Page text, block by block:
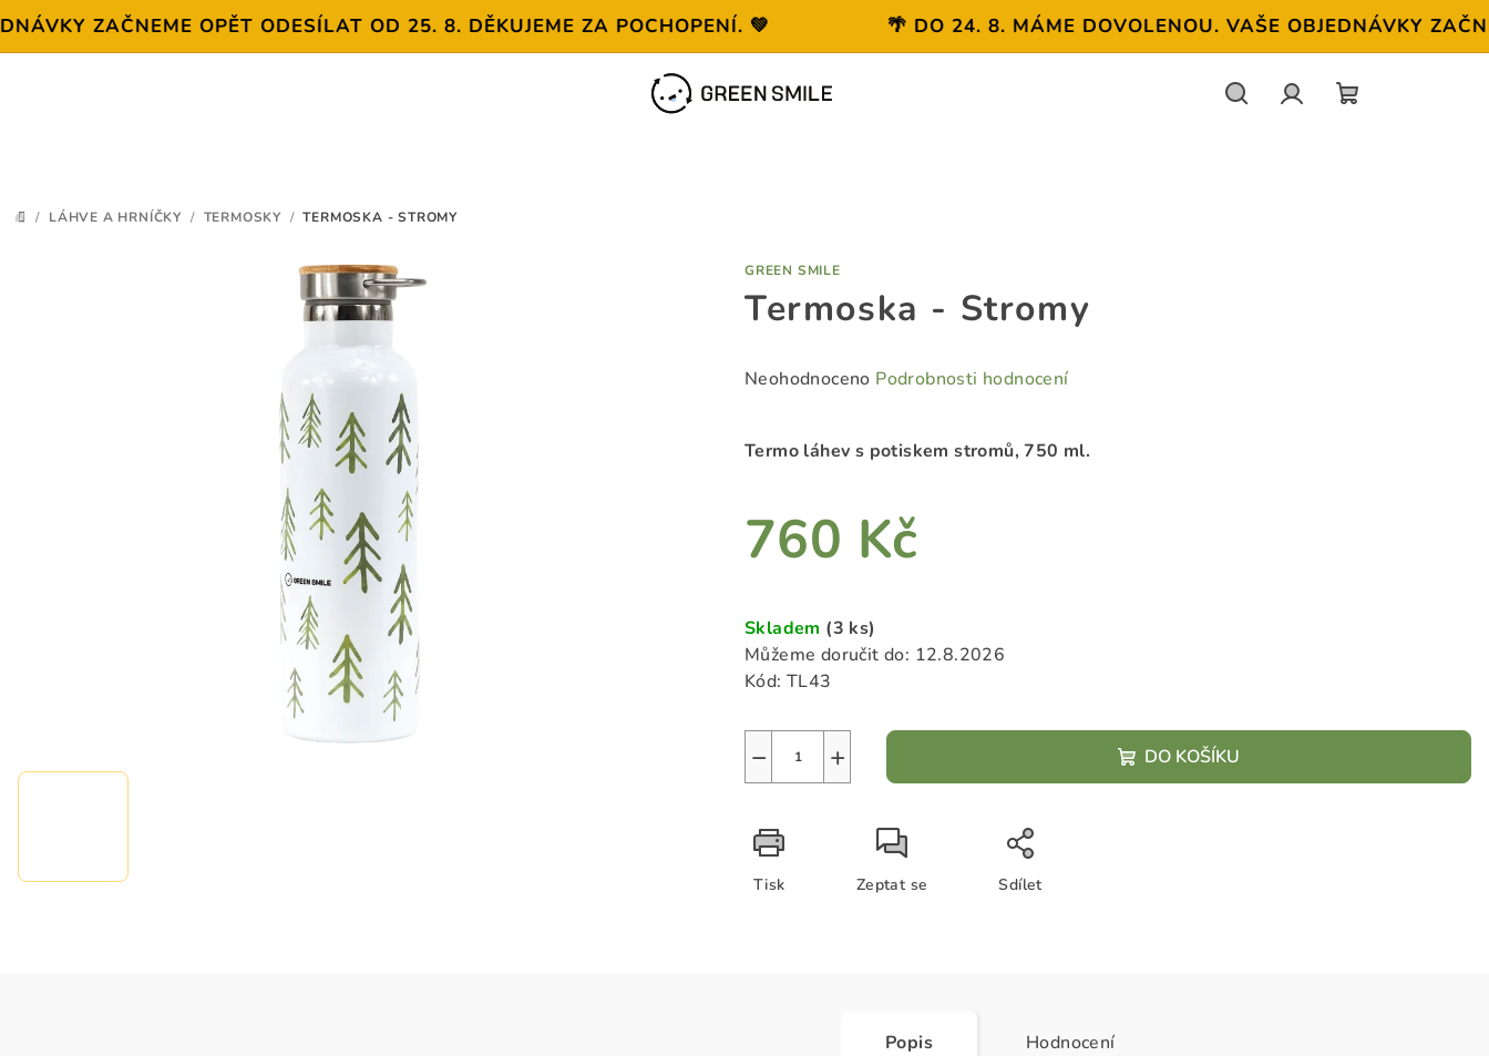
ZAČNEME OPĚT ODESÍLAT OD 25. 8. DĚKUJEME ZA POCHOPENÍ. 💚 🌴 DO 24. 8. MÁME DOVOLENOU. VAŠE OBJEDNÁVKY
DOMŮ
/ LÁHVE A HRNÍČKY / TERMOSKY / TERMOSKA - STROMY
GREEN SMILE
Termoska - Stromy
Průměrné
je
5
hvězdiček.
Neohodnoceno Podrobnosti hodnocení
Termo láhev s potiskem stromů, 750 ml.
760 Kč
cena:
Skladem (3 ks)
Můžeme doručit do: 12.8.2026
Kód: TL43
+
− DO KOŠÍKU
Tisk Zeptat se Sdílet
Popis Hodnocení